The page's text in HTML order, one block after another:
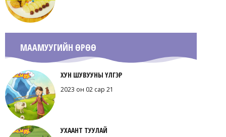
МААМУУГИЙН ӨРӨӨ
ХУН ШУВУУНЫ ҮЛГЭР
2023 он 02 сар 21
УХААНТ ТУУЛАЙ